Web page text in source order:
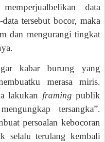
data
tersebut bocor, maka
dan mengurangi tingkat
kabar burung yang
merasa miris.
lakukan framing publik
tersangka”.
persoalan kebocoran
selalu terulang kembali